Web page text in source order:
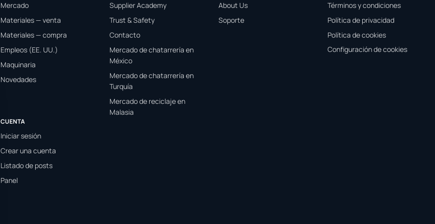
Mercado
Materiales — venta
Materiales — compra
Empleos (EE. UU.)
Maquinaria
Novedades
Supplier Academy
Trust & Safety
Contacto
Mercado de chatarrería en
México
Mercado de chatarrería en
Turquía
Mercado de reciclaje en
Malasia
About Us
Soporte
Términos y condiciones
Política de privacidad
Política de cookies
Configuración de cookies
CUENTA
Iniciar sesión
Crear una cuenta
Listado de posts
Panel